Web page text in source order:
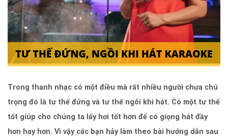
Trong thanh nhạc có một điều mà rất nhiều người chưa chú
trọng đó là tư thế đứng và tư thế ngôi khi hát. Có một tư thế
tốt giúp cho chúng ta lấy hơi tốt hơn để có giọng hát đầy
hơn hay hơn. Vì vậy các bạn hảy làm theo bài hướng dẫn sau